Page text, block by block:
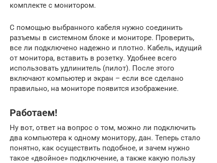
комплекте с монитором.
С помощью выбранного кабеля нужно соединить
разъемы в системном блоке и мониторе. Проверить,
все ли подключено надежно и плотно. Кабель, идущий
от монитора, вставить в розетку. Удобнее всего
использовать удлинитель (пилот). После этого
включают компьютер и экран – если все сделано
правильно, на мониторе появится изображение.
Работаем!
Ну вот, ответ на вопрос о том, можно ли подключить
два компьютера к одному монитору, дан. Теперь стало
понятно, как осуществить подобное, и зачем нужно
такое «двойное» подключение, а также какую пользу